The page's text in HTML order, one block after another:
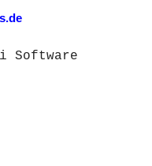
Software